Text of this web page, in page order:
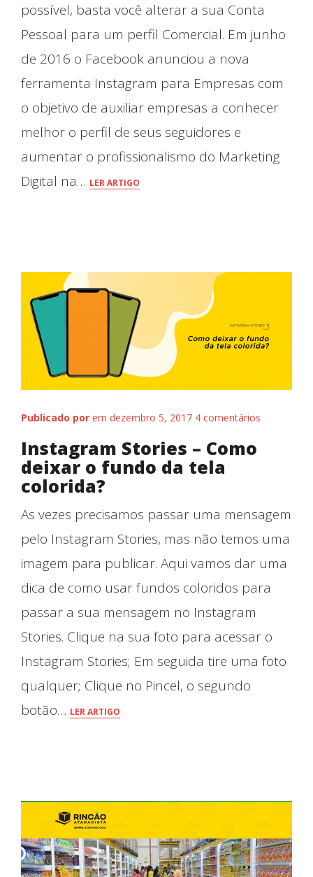
O que Fazemos
possível, basta você alterar a sua Conta
Pessoal para um perfil Comercial. Em junho
de 2016 o Facebook anunciou a nova
ferramenta Instagram para Empresas com
o objetivo de auxiliar empresas a conhecer
melhor o perfil de seus seguidores e
aumentar o profissionalismo do Marketing
Digital na… LER ARTIGO
Publicado por em dezembro 5, 2017 4 comentários
Instagram Stories – Como
deixar o fundo da tela
colorida?
As vezes precisamos passar uma mensagem
pelo Instagram Stories, mas não temos uma
imagem para publicar. Aqui vamos dar uma
dica de como usar fundos coloridos para
passar a sua mensagem no Instagram
Stories. Clique na sua foto para acessar o
Instagram Stories; Em seguida tire uma foto
qualquer; Clique no Pincel, o segundo
botão… LER ARTIGO